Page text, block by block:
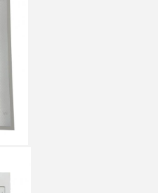
ージ
いたします！